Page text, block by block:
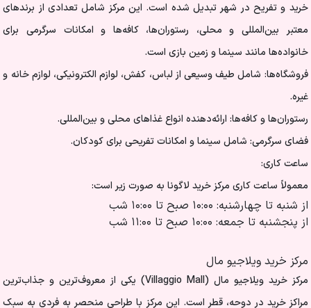
خرید و تفریح در شهر تبدیل شده است. این مرکز شامل تعدادی از برندهای
معتبر بین‌المللی و محلی، رستوران‌ها، کافه‌ها و امکانات سرگرمی برای
خانواده‌ها مانند سینما و زمین بازی است.
فروشگاه‌ها: شامل طیف وسیعی از لباس، کفش، لوازم الکترونیکی، لوازم خانه و
غیره.
رستوران‌ها و کافه‌ها: ارائه‌دهنده انواع غذاهای محلی و بین‌المللی.
فضای سرگرمی: شامل سینما و امکانات تفریحی برای کودکان.
ساعت کاری:
معمولاً ساعت کاری مرکز خرید لاگونا به صورت زیر است:
از شنبه تا چهارشنبه: ۱۰:۰۰ صبح تا ۱۰:۰۰ شب
از پنجشنبه تا جمعه: ۱۰:۰۰ صبح تا ۱۱:۰۰ شب
مرکز خرید ویلاجیو مال
مرکز خرید ویلاجیو مال (Villaggio Mall) یکی از معروف‌ترین و جذاب‌ترین
مراکز خرید در دوحه، قطر است. این مرکز با طراحی منحصر به فردی به سبک